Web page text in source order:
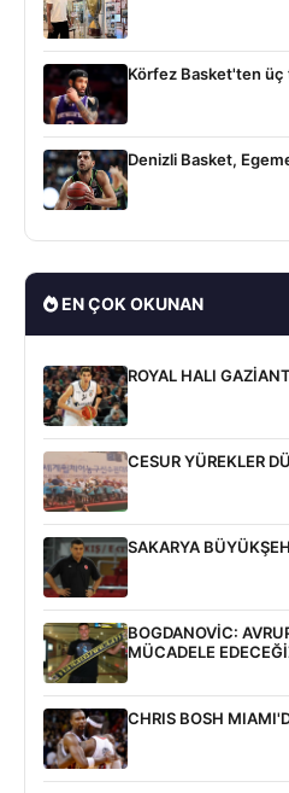
Körfez Basket'ten
Denizli Basket,
EN ÇOK OKUNAN
ROYAL HALI
CESUR YÜREKLER
SAKARYA
BOGDANOVİC:
MÜCADELE
CHRIS BOSH